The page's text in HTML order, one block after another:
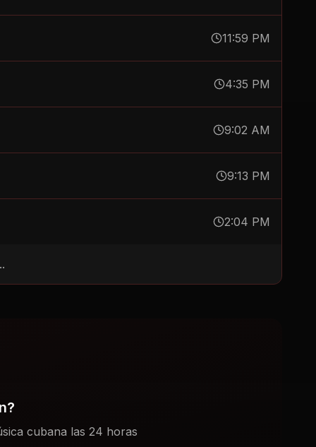
11:59 PM
4:35 PM
9:02 AM
9:13 PM
2:04 PM
cubana las 24 horas